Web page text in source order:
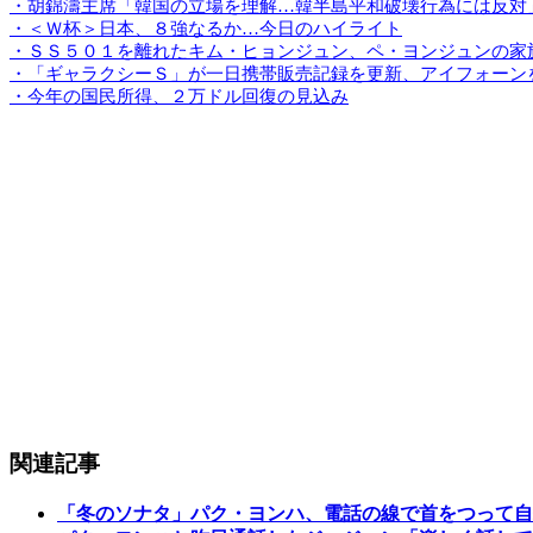
・胡錦濤主席「韓国の立場を理解…韓半島平和破壊行為には反対
・＜Ｗ杯＞日本、８強なるか…今日のハイライト
・ＳＳ５０１を離れたキム・ヒョンジュン、ペ・ヨンジュンの家
・「ギャラクシーＳ」が一日携帯販売記録を更新、アイフォーン
・今年の国民所得、２万ドル回復の見込み
関連記事
「冬のソナタ」パク・ヨンハ、電話の線で首をつって